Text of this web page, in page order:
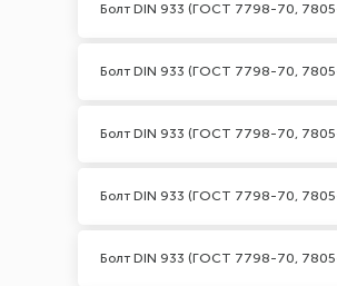
Болт DIN 933 (ГОСТ 7798-70,
Болт DIN 933 (ГОСТ 7798-70,
Болт DIN 933 (ГОСТ 7798-70,
Болт DIN 933 (ГОСТ 7798-70,
Болт DIN 933 (ГОСТ 7798-70,